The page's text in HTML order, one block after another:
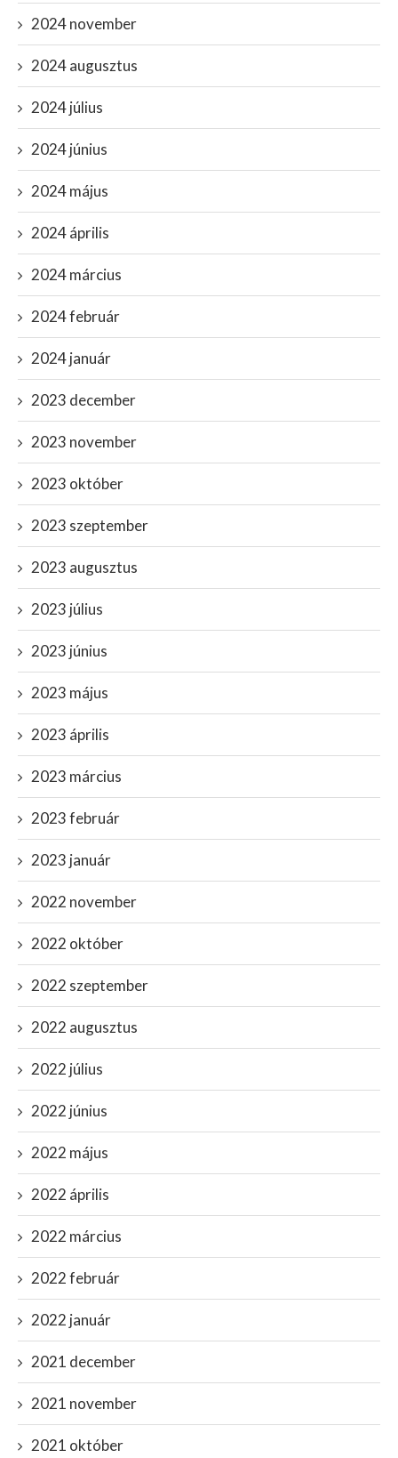
2024 november
2024 augusztus
2024 július
2024 június
2024 május
2024 április
2024 március
2024 február
2024 január
2023 december
2023 november
2023 október
2023 szeptember
2023 augusztus
2023 július
2023 június
2023 május
2023 április
2023 március
2023 február
2023 január
2022 november
2022 október
2022 szeptember
2022 augusztus
2022 július
2022 június
2022 május
2022 április
2022 március
2022 február
2022 január
2021 december
2021 november
2021 október